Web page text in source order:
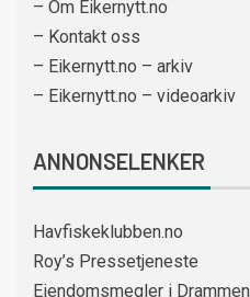
– Om Eikernytt.no
– Kontakt oss
– Eikernytt.no – arkiv
– Eikernytt.no – videoarkiv
ANNONSELENKER
Havfiskeklubben.no
Roy’s Pressetjeneste
Eiendomsmegler i Drammen